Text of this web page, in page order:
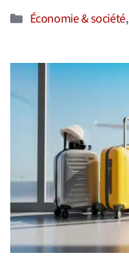
Catégories
Économie & société,